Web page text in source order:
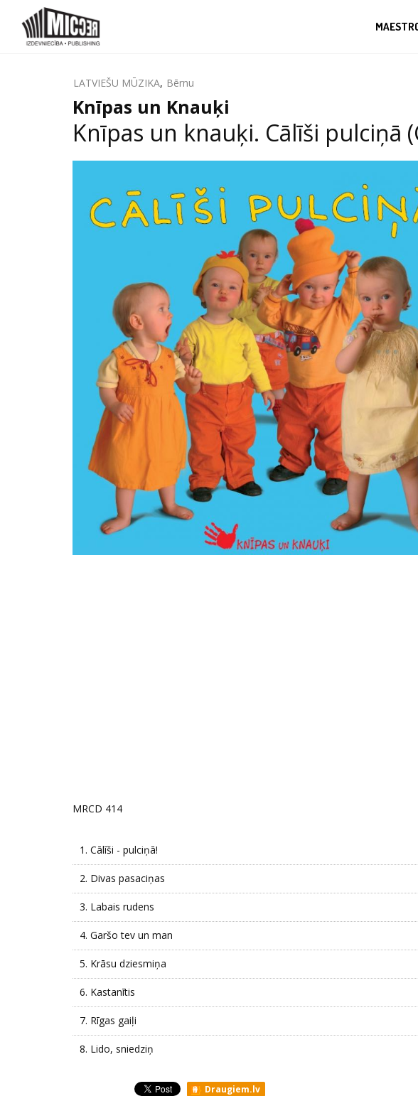
LATVIEŠU MŪZIKA, Bērnu
Knīpas un Knauķi
Knīpas un knauķi. Cālīši pulciņā
MRCD 414
1. Cālīši - pulciņā!
2. Divas pasaciņas
3. Labais rudens
4. Garšo tev un man
5. Krāsu dziesmiņa
6. Kastanītis
7. Rīgas gaiļi
8. Lido, sniedziņ
Draugiem.lv